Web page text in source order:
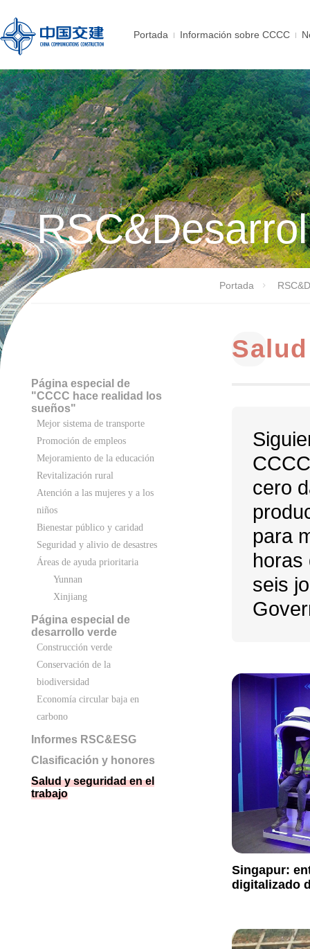
Portada Información sobre CCCC
Portada
Página especial de
"CCCC hace realidad los
sueños"
Mejor sistema de transporte
Promoción de empleos
Mejoramiento de la educación
Revitalización rural
Atención a las mujeres y a los
niños
Bienestar público y caridad
Seguridad y alivio de desastres
Áreas de ayuda prioritaria
Yunnan
Xinjiang
Página especial de
desarrollo verde
Construcción verde
Conservación de la
biodiversidad
Economía circular baja en
carbono
Informes RSC&ESG
Clasificación y honores
Salud y seguridad en el
trabajo
cero
para
horas
seis
Singapur:
digitalizado